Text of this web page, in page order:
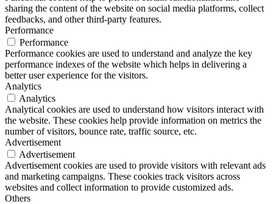
sharing the content of the website on social media platforms, collect
feedbacks, and other third-party features.
Performance
Performance
Performance cookies are used to understand and analyze the key
performance indexes of the website which helps in delivering a
better user experience for the visitors.
Analytics
Analytics
Analytical cookies are used to understand how visitors interact with
the website. These cookies help provide information on metrics the
number of visitors, bounce rate, traffic source, etc.
Advertisement
Advertisement
Advertisement cookies are used to provide visitors with relevant ads
and marketing campaigns. These cookies track visitors across
websites and collect information to provide customized ads.
Others